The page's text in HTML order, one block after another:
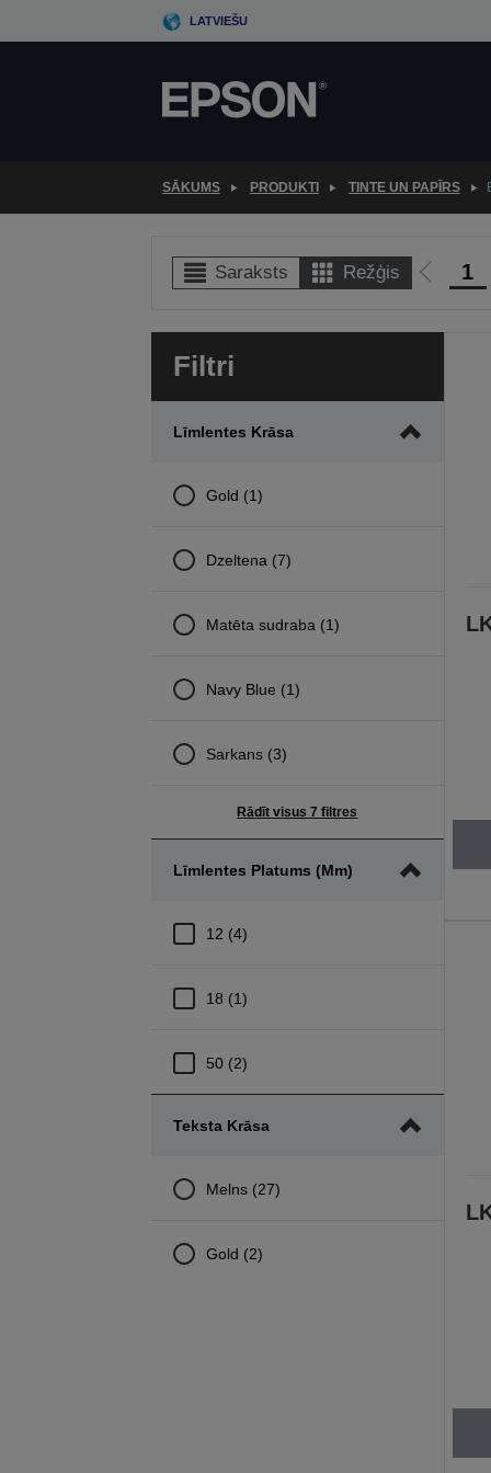
to
LATVIEŠU
SĀKUMS PRODUKTI TINTE UN PAPĪRS
Saraksts Režģis
Iet
1
Filtri
Līmlentes Krāsa
Gold (1)
Dzeltena (7)
Matēta sudraba (1)
Navy Blue (1)
Sarkans (3)
Rādīt visus 7 filtres
Līmlentes Platums (mm)
12 (4)
18 (1)
50 (2)
Teksta Krāsa
Melns (27)
Gold (2)